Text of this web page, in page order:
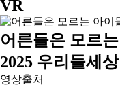
VR
어른들은 모르
2025 우리들세상
영상출처